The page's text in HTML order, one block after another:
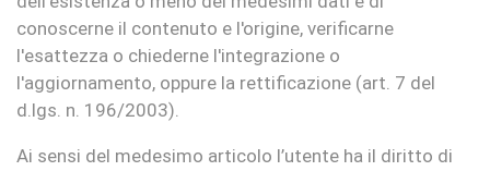
conoscerne il contenuto e l'origine, verificarne
l'esattezza o chiederne l'integrazione o
l'aggiornamento, oppure la rettificazione (art. 7 del
d.lgs. n. 196/2003).
Ai sensi del medesimo articolo l’utente ha il diritto di